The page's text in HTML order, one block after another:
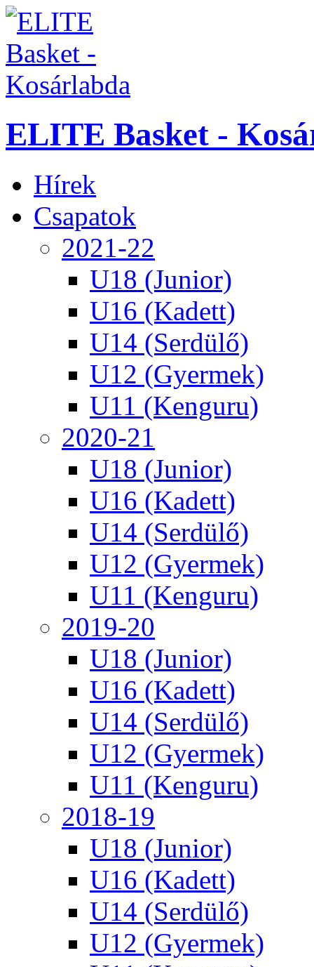
ELITE Basket -
Hírek
Csapatok
2021-22
U18 (Junior)
U16 (Kadett)
U14 (Serdülő)
U12 (Gyermek)
U11 (Kenguru)
2020-21
U18 (Junior)
U16 (Kadett)
U14 (Serdülő)
U12 (Gyermek)
U11 (Kenguru)
2019-20
U18 (Junior)
U16 (Kadett)
U14 (Serdülő)
U12 (Gyermek)
U11 (Kenguru)
2018-19
U18 (Junior)
U16 (Kadett)
U14 (Serdülő)
U12 (Gyermek)